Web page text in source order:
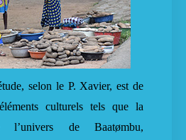
selon le P. Xavier, est de
culturels tels que la
l’univers de Baatømbu,